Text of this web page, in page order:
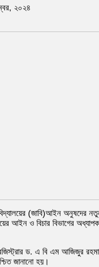
২০২৪
(জাবি)আইন অনুষদের
আইন ও বিচার বিভাগের অধ্যাপক
ড. এ বি এম আজিজুর
জানানো হয়।